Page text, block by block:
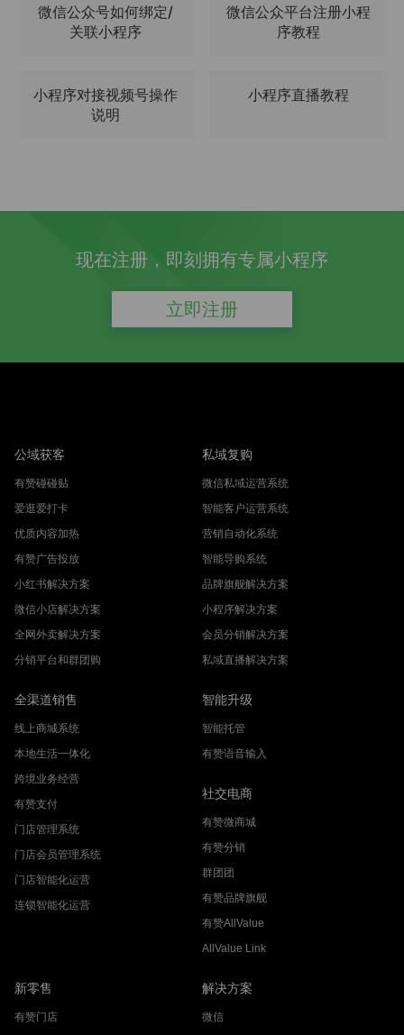
微信公众号如何绑定/
关联小程序
微信公众平台注册小程
序教程
小程序对接视频号操作
说明
小程序直播教程
现在注册，即刻拥有专属小程序
立即注册
公域获客
有赞碰碰贴
爱逛爱打卡
优质内容加热
有赞广告投放
小红书解决方案
微信小店解决方案
全网外卖解决方案
分销平台和群团购
私域复购
微信私域运营系统
智能客户运营系统
营销自动化系统
智能导购系统
品牌旗舰解决方案
小程序解决方案
会员分销解决方案
私域直播解决方案
全渠道销售
线上商城系统
本地生活一体化
跨境业务经营
有赞支付
门店管理系统
门店会员管理系统
门店智能化运营
连锁智能化运营
智能升级
智能托管
有赞语音输入
社交电商
有赞微商城
有赞分销
群团团
有赞品牌旗舰
有赞AllValue
AllValue Link
新零售
有赞门店
解决方案
微信